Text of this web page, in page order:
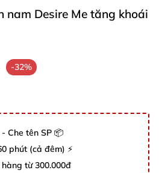
nam Desire Me tăng khoái
-32%
Che tên SP 📦
phút (cả đêm) ⚡
từ 300.000đ